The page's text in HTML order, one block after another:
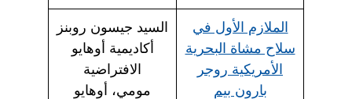
الملازم الأول في
سلاح مشاة البحرية
الأمريكية روجر
بارون بيم
السيد جيسون روبنز
أكاديمية أوهايو
الافتراضية
مومي، أوهايو